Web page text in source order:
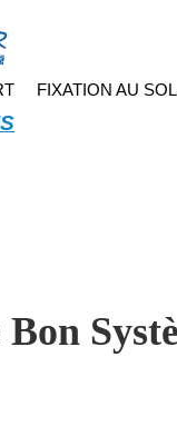
FIXATION AU SOL